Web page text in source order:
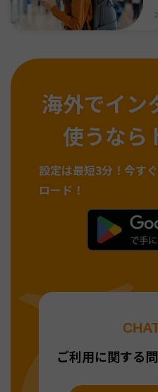
海外でイン
使うなら
設定は最短3分！ 今す
ロード！
ご利用に関する